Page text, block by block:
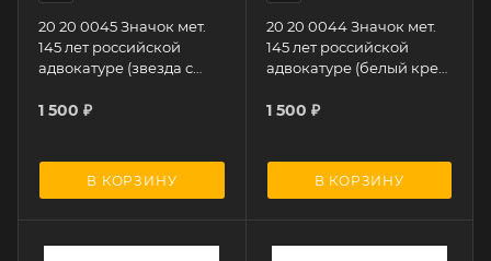
20 20 0045 Значок мет.
145 лет российской
адвокатуре (звезда с
1 500 ₽
В КОРЗИНУ
20 20 0044 Значок мет.
145 лет российской
адвокатуре (белый крест
1 500 ₽
В КОРЗИНУ